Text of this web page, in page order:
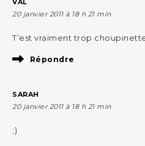
20 janvier 2011 à 18 h 21 min
T’est vraiment trop
Répondre
SARAH
20 janvier 2011 à 18 h 21 min
;)